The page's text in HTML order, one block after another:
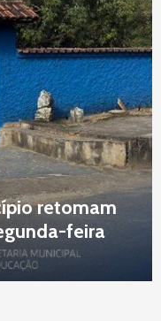
retomam
feira